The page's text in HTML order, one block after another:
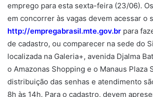
emprego para esta sexta-feira (23/06).
em concorrer às vagas devem acessar o
http://empregabrasil.mte.gov.br para
de cadastro, ou comparecer na sede do
localizada na Galeria+, avenida Djalma
o Amazonas Shopping e o Manaus Plaza
distribuição das senhas e atendimento
8h às 14h. Para o cadastro, devem